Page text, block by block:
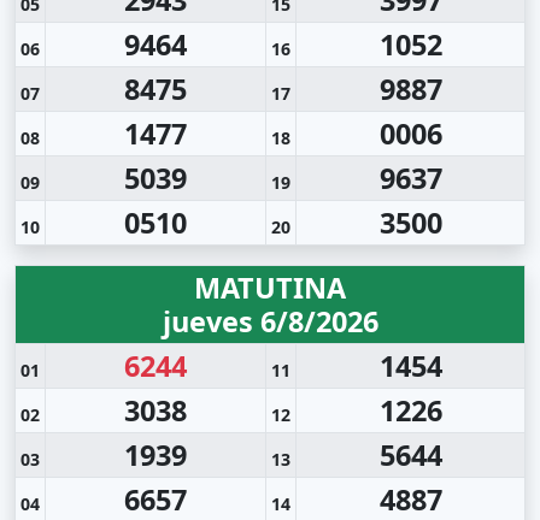
06 9464 16 1052
07 8475 17 9887
08 1477 18 0006
09 5039 19 9637
10 0510 20
3500
MATUTINA
jueves 6/8/2026
01 6244 11 1454
02 3038 12 1226
03 1939 13 5644
04 6657 14 4887